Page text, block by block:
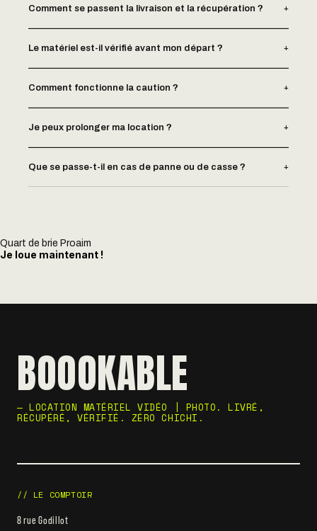
Comment se passent la livraison et la récupération ? +
Le matériel est-il vérifié avant mon départ ? +
Comment fonctionne la caution ? +
Je peux prolonger ma location ? +
Que se passe-t-il en cas de panne ou de casse ? +
Quart de brie Proaim
Je loue maintenant !
BOOOKABLE
— LOCATION MATÉRIEL VIDÉO | PHOTO. LIVRÉ,
RÉCUPÉRÉ, VÉRIFIÉ. ZÉRO CHICHI.
// LE COMPTOIR
8 rue Godillot